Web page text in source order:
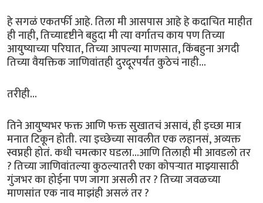
हे सगळं एकतर्फी आहे. तिला मी आसपास आहे हे कदाचित माहीत
ही नाही, तिच्यादृष्टीने बहुदा मी त्या वर्गातच काय पण तिच्या
आयुष्याच्या परिघात, तिच्या आपल्या माणसात, किंबहुना अगदी
तिच्या वैयक्तिक जाणिवांतही दुरदूरपर्यंत कुठेचं नाही...
तरीही...
तिने आयुष्यभर फक्त आणि फक्त सुखातचं असावं, ही इच्छा मात्र
मनात टिकून होती. त्या इच्छेच्या सावलीत एक लहानसं, अव्यक्त
स्वप्नही होतं. कधी चमत्कार घडला...आणि तिलाही मी आवडलो तर
? तिच्या जाणिवांतल्या कुठल्यातरी एका कोपऱ्यात माझ्यासाठी
गुंजभर का होईना पण जागा असली तर ? तिच्या जवळच्या
माणसांत एक नाव माझंही असलं तर ?